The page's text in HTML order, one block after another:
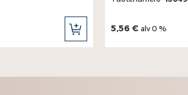
LISÄÄ
5,56 € alv 0 %